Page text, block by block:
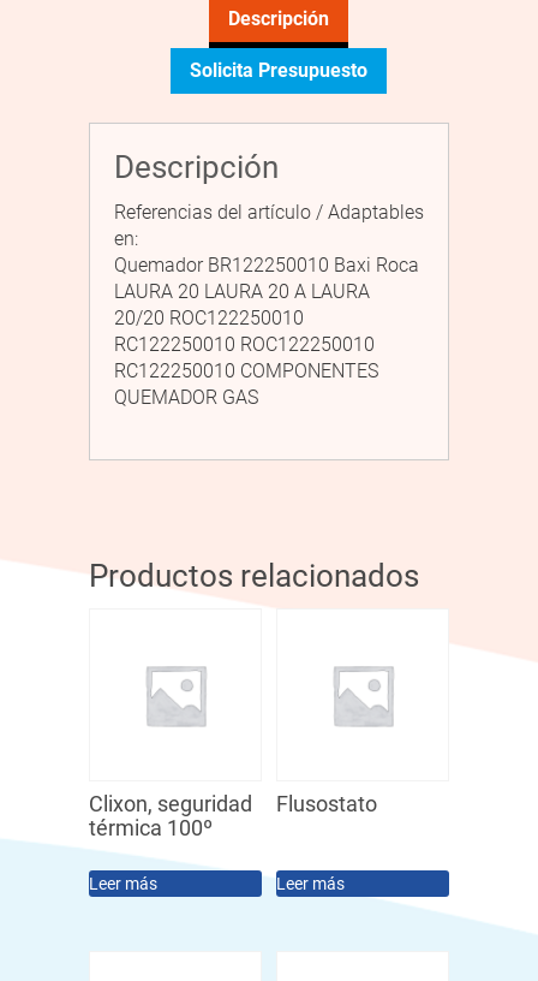
Descripción
Solicita Presupuesto
Descripción
Referencias del artículo / Adaptables
en:
Quemador BR122250010 Baxi Roca
LAURA 20 LAURA 20 A LAURA
20/20 ROC122250010
RC122250010 ROC122250010
RC122250010 COMPONENTES
QUEMADOR GAS
Productos relacionados
Clixon, seguridad
térmica 100º
Leer más
Flusostato
Leer más